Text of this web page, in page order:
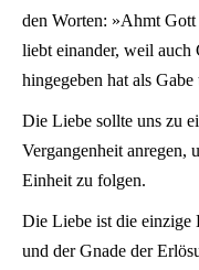
den Worten: »Ahmt Gott
liebt einander, weil auch
hingegeben hat als
Die Liebe sollte uns zu
Vergangenheit anregen,
Einheit zu folgen.
Die Liebe ist die einzige
und der Gnade der